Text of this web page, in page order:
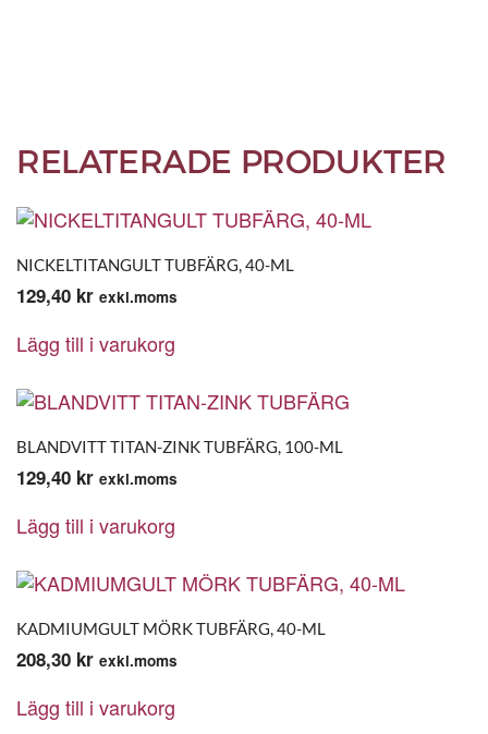
RELATERADE PRODUKTER
NICKELTITANGULT TUBFÄRG, 40-ML
129,40 kr exkl.moms
Lägg till i varukorg
BLANDVITT TITAN-ZINK TUBFÄRG, 100-ML
129,40 kr exkl.moms
Lägg till i varukorg
KADMIUMGULT MÖRK TUBFÄRG, 40-ML
208,30 kr exkl.moms
Lägg till i varukorg